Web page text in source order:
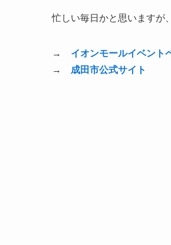
忙しい毎日かと思いますが
→ イオンモールイベント
→ 成田市公式サイト